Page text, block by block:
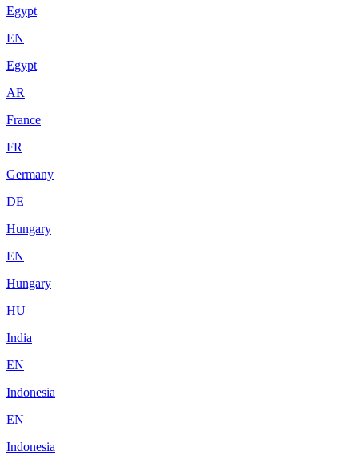
Egypt
EN
Egypt
AR
France
FR
Germany
DE
Hungary
EN
Hungary
HU
India
EN
Indonesia
EN
Indonesia